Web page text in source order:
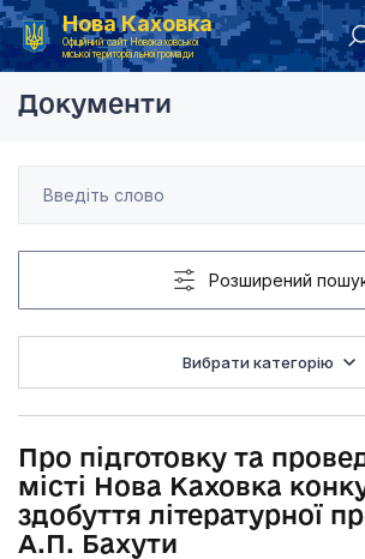
Нова Каховка
Офіційний сайт Новокаховської
міської територіальної громади
Головна Розпорядження Новокаховського міського голови 2016 рік
Документи
Розширений
Вибрати категорію
Про підготовку та
місті Нова Каховка
здобуття літературної
А.П. Бахути